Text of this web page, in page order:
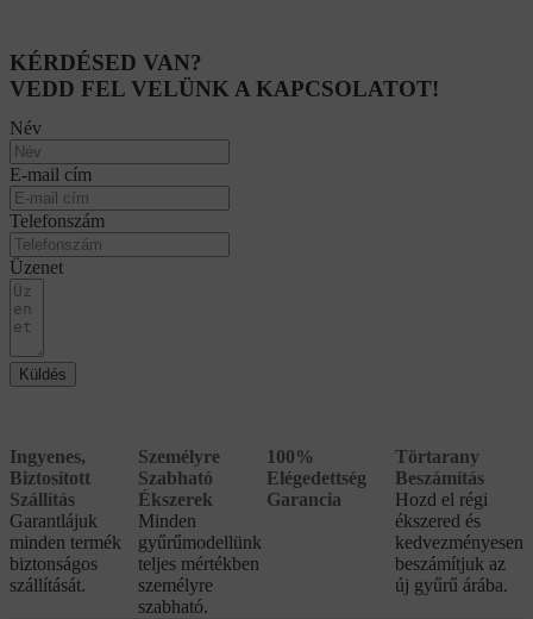
KÉRDÉSED VAN?
VEDD FEL VELÜNK A KAPCSOLATOT!
Név
E-mail cím
Telefonszám
Üzenet
Küldés
Ingyenes,
Biztosított
Szállítás
Garantlájuk
minden termék
biztonságos
szállítását.
Személyre
Szabható
Ékszerek
Minden
gyűrűmodellünk
teljes mértékben
személyre
szabható.
100%
Elégedettség
Garancia
Törtarany
Beszámítás
Hozd el régi
ékszered és
kedvezményesen
beszámítjuk az
új gyűrű árába.